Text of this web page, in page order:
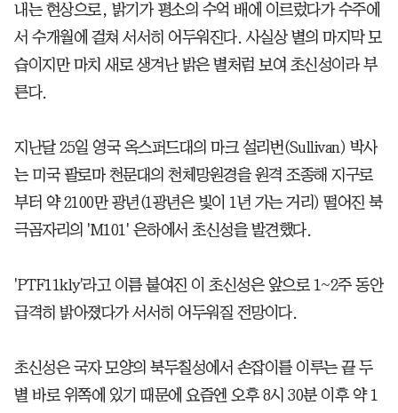
내는 현상으로, 밝기가 평소의 수억 배에 이르렀다가 수주에
서 수개월에 걸쳐 서서히 어두워진다. 사실상 별의 마지막 모
습이지만 마치 새로 생겨난 밝은 별처럼 보여 초신성이라 부
른다.
지난달 25일 영국 옥스퍼드대의 마크 설리번(Sullivan) 박사
는 미국 팔로마 천문대의 천체망원경을 원격 조종해 지구로
부터 약 2100만 광년(1광년은 빛이 1년 가는 거리) 떨어진 북
극곰자리의 'M101' 은하에서 초신성을 발견했다.
'PTF11kly'라고 이름 붙여진 이 초신성은 앞으로 1~2주 동안
급격히 밝아졌다가 서서히 어두워질 전망이다.
초신성은 국자 모양의 북두칠성에서 손잡이를 이루는 끝 두
별 바로 위쪽에 있기 때문에 요즘엔 오후 8시 30분 이후 약 1